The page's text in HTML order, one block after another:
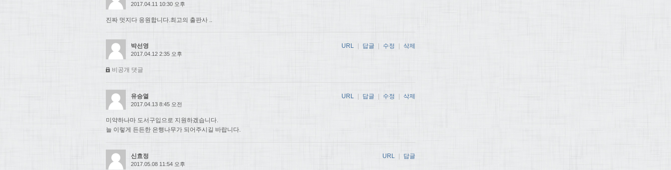
2017.04.11 10:30 오후
진짜 멋지다 응원합니다.최고의 출판사 ..
박선영
2017.04.12 2:35 오후
비공개 댓글
URL 답글 수정 삭제
유승열
2017.04.13 8:45 오전
미약하나마 도서구입으로 지원하겠습니다.
늘 이렇게 든든한 은행나무가 되어주시길 바랍니다.
URL 답글 수정 삭제
신효정
2017.05.08 11:54 오후
URL 답글